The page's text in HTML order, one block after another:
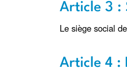
Article 3 :
Le siège social
Article 4 :